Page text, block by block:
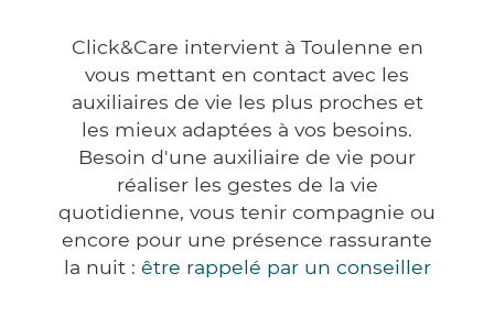
Click&Care intervient à Toulenne en
vous mettant en contact avec les
auxiliaires de vie les plus proches et
les mieux adaptées à vos besoins.
Besoin d'une auxiliaire de vie pour
réaliser les gestes de la vie
quotidienne, vous tenir compagnie ou
encore pour une présence rassurante
la nuit : être rappelé par un conseiller